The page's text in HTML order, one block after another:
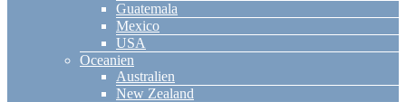
Guatemala
Mexico
USA
Oceanien
Australien
New Zealand